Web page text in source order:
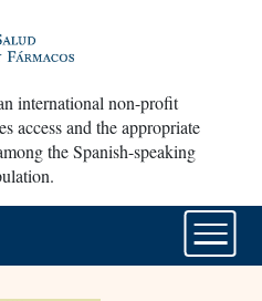
international non-profit
access and the appropriate
the Spanish-speaking